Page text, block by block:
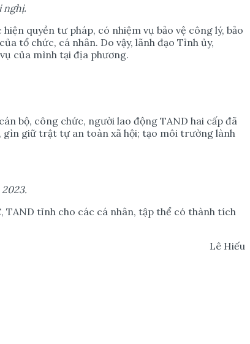
nghị.
quyền tư pháp, có nhiệm vụ bảo vệ công lý, bảo
tổ chức, cá nhân. Do vậy, lãnh đạo Tỉnh ủy,
của mình tại địa phương.
bộ, công chức, người lao động TAND hai cấp đã
gìn giữ trật tự an toàn xã hội; tạo môi trường lành
TAND tỉnh cho các cá nhân, tập thể có thành tích
Lê Hiếu